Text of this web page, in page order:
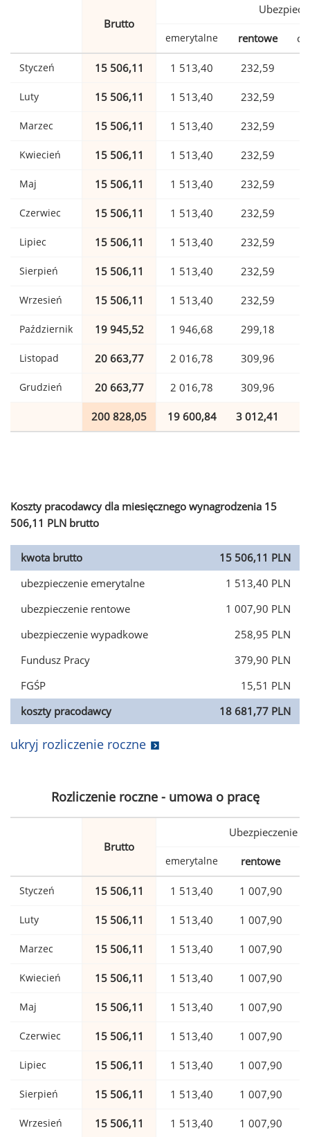
Brutto
emerytalne rentowe
Styczeń 15 506,11 1 513,40 232,59
Luty 15 506,11 1 513,40 232,59
Marzec 15 506,11 1 513,40 232,59
Kwiecień 15 506,11 1 513,40 232,59
Maj 15 506,11 1 513,40 232,59
Czerwiec 15 506,11 1 513,40 232,59
Lipiec 15 506,11 1 513,40 232,59
Sierpień 15 506,11 1 513,40 232,59
Wrzesień 15 506,11 1 513,40 232,59
Październik 19 945,52 1 946,68 299,18
Listopad 20 663,77 2 016,78 309,96
Grudzień 20 663,77 2 016,78 309,96
200 828,05 19 600,84 3 012,41
Koszty pracodawcy dla miesięcznego wynagrodzenia 15
506,11 PLN brutto
kwota brutto
15 506,11 PLN
ubezpieczenie emerytalne
1 513,40 PLN
ubezpieczenie rentowe
1 007,90 PLN
ubezpieczenie wypadkowe
258,95 PLN
Fundusz Pracy
379,90 PLN
FGŚP
15,51 PLN
koszty pracodawcy
18 681,77 PLN
ukryj rozliczenie roczne
Rozliczenie roczne - umowa o pracę
Brutto
Ubezpieczenie
emerytalne rentowe
Styczeń 15 506,11 1 513,40 1 007,90
Luty 15 506,11 1 513,40 1 007,90
Marzec 15 506,11 1 513,40 1 007,90
Kwiecień 15 506,11 1 513,40 1 007,90
Maj 15 506,11 1 513,40 1 007,90
Czerwiec 15 506,11 1 513,40 1 007,90
Lipiec 15 506,11 1 513,40 1 007,90
Sierpień 15 506,11 1 513,40 1 007,90
Wrzesień 15 506,11 1 513,40 1 007,90